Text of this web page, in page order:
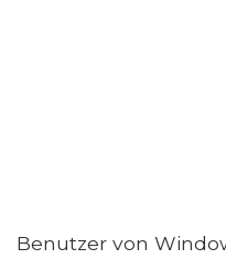
Benutzer von